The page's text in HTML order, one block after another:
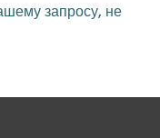
запросу, не